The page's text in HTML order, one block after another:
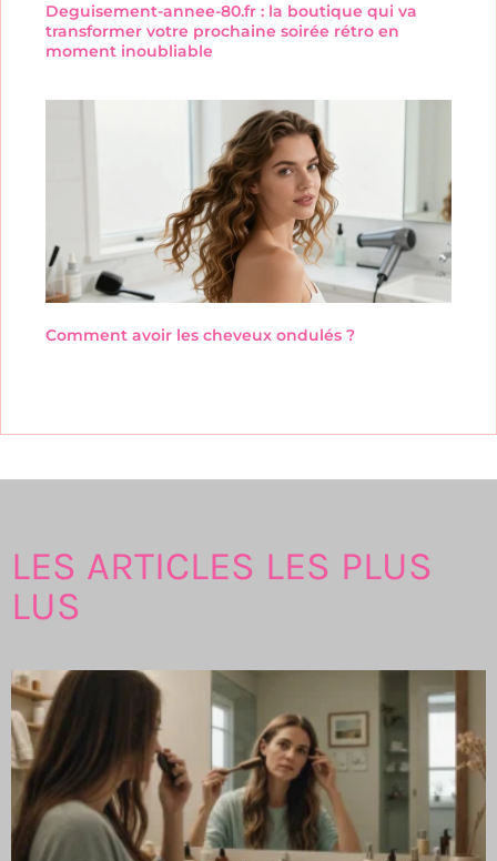
Deguisement-annee-80.fr : la boutique qui va
transformer votre prochaine soirée rétro en
moment inoubliable
Comment avoir les cheveux ondulés ?
LES ARTICLES LES PLUS
LUS